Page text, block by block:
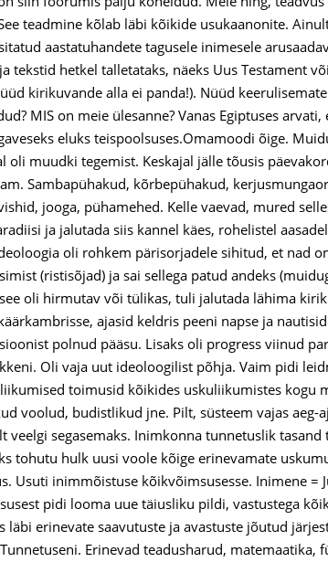
teadmine kõlab läbi kõikide usukaanonite.
aastatuhandete tagusele inimesele
tekstid hetkel talletataks, näeks Uus Testament
kirikuvande alla ei panda!). Nüüd
MIS on meie ülesanne? Vanas Egiptuses
eluks teispoolsuses.Omamoodi õige.
oli muudki tegemist. Keskajal jälle tõusis
Sambapühakud, kõrbepühakud,
jooga, pühamehed. Kelle vaevad, mured
ja jalutada siis kannel käes, rohelistel
oli rohkem pärisorjadele sihitud, et nad
(ristisõjad) ja sai sellega patud andeks
oli hirmutav või tülikas, tuli jalutada lähima
ajasid keldris peeni napse ja
polnud pääsu. Lisaks oli progress viinud
Oli vaja uut ideoloogilist põhja. Vaim pidi
toimusid kõikides uskuliikumistes kogu
voolud, budistlikud jne. Pilt, süsteem vajas aeg-
veelgi segasemaks. Inimkonna tunnetuslik
tohutu hulk uusi voole kõige erinevamate
Usuti inimmõistuse kõikvõimsusesse. Inimene =
pidi looma uue täiusliku pildi, vastustega
läbi erinevate saavutuste ja avastuste jõutud
Erinevad teadusharud,